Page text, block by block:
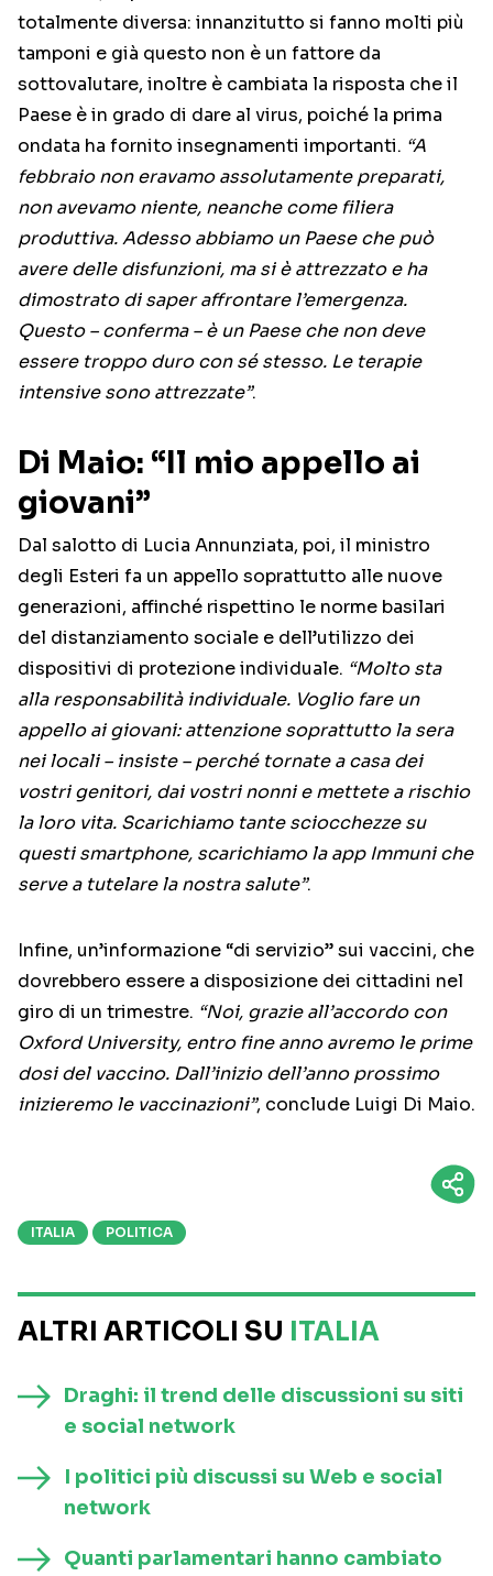
totalmente diversa: innanzitutto si fanno molti più
tamponi e già questo non è un fattore da
sottovalutare, inoltre è cambiata la risposta che il
Paese è in grado di dare al virus, poiché la prima
ondata ha fornito insegnamenti importanti. “A
febbraio non eravamo assolutamente preparati,
non avevamo niente, neanche come filiera
produttiva. Adesso abbiamo un Paese che può
avere delle disfunzioni, ma si è attrezzato e ha
dimostrato di saper affrontare l’emergenza.
Questo – conferma – è un Paese che non deve
essere troppo duro con sé stesso. Le terapie
intensive sono attrezzate”.
Di Maio: “Il mio appello ai
giovani”
Dal salotto di Lucia Annunziata, poi, il ministro
degli Esteri fa un appello soprattutto alle nuove
generazioni, affinché rispettino le norme basilari
del distanziamento sociale e dell’utilizzo dei
dispositivi di protezione individuale. “Molto sta
alla responsabilità individuale. Voglio fare un
appello ai giovani: attenzione soprattutto la sera
nei locali – insiste – perché tornate a casa dei
vostri genitori, dai vostri nonni e mettete a rischio
la loro vita. Scarichiamo tante sciocchezze su
questi smartphone, scarichiamo la app Immuni che
serve a tutelare la nostra salute”.
Infine, un’informazione “di servizio” sui vaccini, che
dovrebbero essere a disposizione dei cittadini nel
giro di un trimestre. “Noi, grazie all’accordo con
Oxford University, entro fine anno avremo le prime
dosi del vaccino. Dall’inizio dell’anno prossimo
inizieremo le vaccinazioni”, conclude Luigi Di Maio.
ITALIA POLITICA
ALTRI ARTICOLI SU ITALIA
Draghi: il trend delle discussioni su siti
e social network
I politici più discussi su Web e social
network
Quanti parlamentari hanno cambiato